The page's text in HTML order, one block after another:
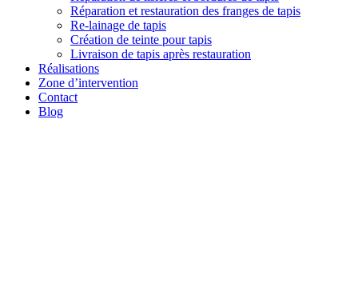
Réparation et restauration des franges de tapis
Re-lainage de tapis
Création de teinte pour tapis
Livraison de tapis après restauration
Réalisations
Zone d’intervention
Contact
Blog